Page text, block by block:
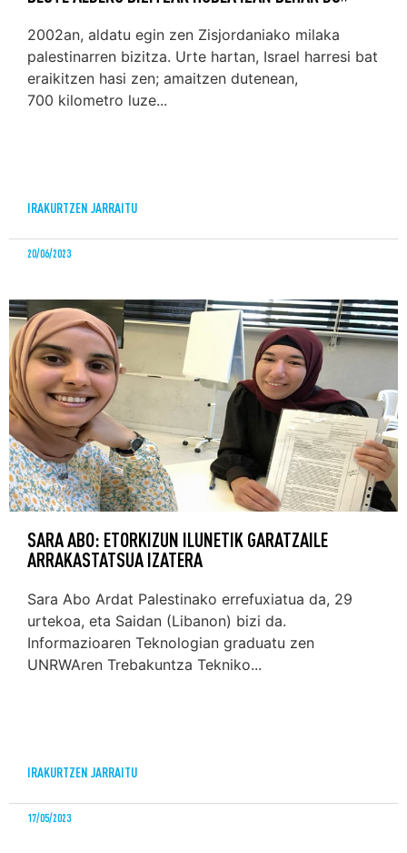
2002an, aldatu egin zen Zisjordaniako milaka
palestinarren bizitza. Urte hartan, Israel harresi bat
eraikitzen hasi zen; amaitzen dutenean,
700 kilometro luze...
IRAKURTZEN JARRAITU
20/06/2023
SARA ABO: ETORKIZUN ILUNETIK GARATZAILE
ARRAKASTATSUA IZATERA
Sara Abo Ardat Palestinako errefuxiatua da, 29
urtekoa, eta Saidan (Libanon) bizi da.
Informazioaren Teknologian graduatu zen
UNRWAren Trebakuntza Tekniko...
IRAKURTZEN JARRAITU
17/05/2023